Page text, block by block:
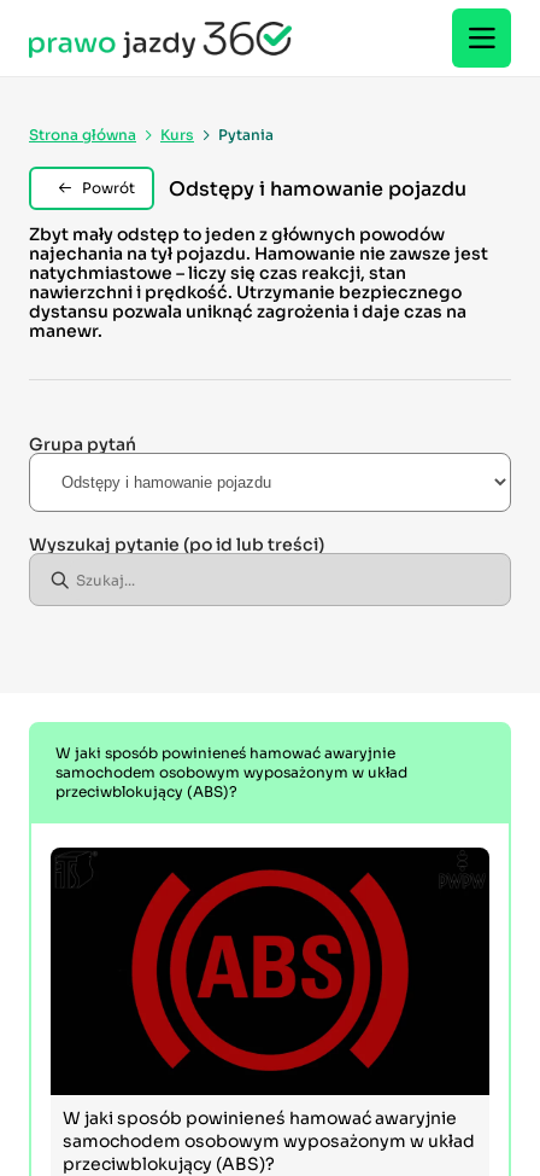
Strona główna Kurs Pytania
Powrót Odstępy i hamowanie pojazdu
Zbyt mały odstęp to jeden z głównych powodów
najechania na tył pojazdu. Hamowanie nie zawsze jest
natychmiastowe – liczy się czas reakcji, stan
nawierzchni i prędkość. Utrzymanie bezpiecznego
dystansu pozwala uniknąć zagrożenia i daje czas na
manewr.
Grupa pytań
Wyszukaj pytanie (po id lub treści)
W jaki sposób powinieneś hamować awaryjnie
samochodem osobowym wyposażonym w układ
przeciwblokujący (ABS)?
W jaki sposób powinieneś hamować awaryjnie
samochodem osobowym wyposażonym w układ
przeciwblokujący (ABS)?